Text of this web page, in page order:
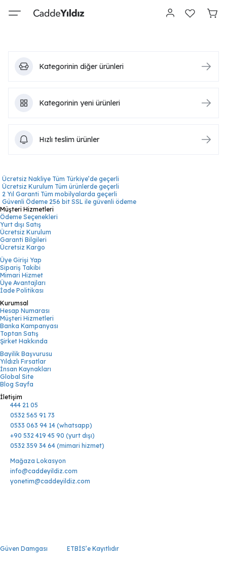
Kategorinin diğer ürünleri
Kategorinin yeni ürünleri
Hızlı teslim ürünler
Ücretsiz Nakliye Tüm Türkiye’de geçerli
Ücretsiz Kurulum Tüm ürünlerde geçerli
2 Yıl Garanti Tüm mobilyalarda geçerli
Güvenli Ödeme 256 bit SSL ile güvenli ödeme
Müşteri Hizmetleri
Ödeme Seçenekleri
Yurt dışı Satış
Ücretsiz Kurulum
Garanti Bilgileri
Ücretsiz Kargo
Üye Girişi Yap
Sipariş Takibi
Mimari Hizmet
Üye Avantajları
İade Politikası
Kurumsal
Hesap Numarası
Müşteri Hizmetleri
Banka Kampanyası
Toptan Satış
Şirket Hakkında
Bayilik Başvurusu
Yıldızlı Fırsatlar
İnsan Kaynakları
Global Site
Blog Sayfa
İletişim
444 21 05
0532 565 91 73
0533 063 94 14 (whatsapp)
+90 532 419 45 90 (yurt dışı)
0532 359 34 64 (mimari hizmet)
Mağaza Lokasyon
info@caddeyildiz.com
yonetim@caddeyildiz.com
Güven Damgası ETBİS’e Kayıtlıdır